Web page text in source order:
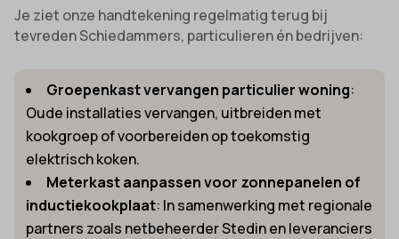
Je ziet onze handtekening regelmatig terug bij
tevreden Schiedammers, particulieren én bedrijven:
Groepenkast vervangen particulier woning:
Oude installaties vervangen, uitbreiden met
kookgroep of voorbereiden op toekomstig
elektrisch koken.
Meterkast aanpassen voor zonnepanelen of
inductiekookplaat: In samenwerking met regionale
partners zoals netbeheerder Stedin en leveranciers